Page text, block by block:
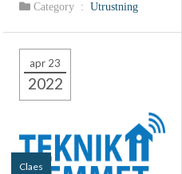
Category : Utrustning
apr 23
2022
Claes